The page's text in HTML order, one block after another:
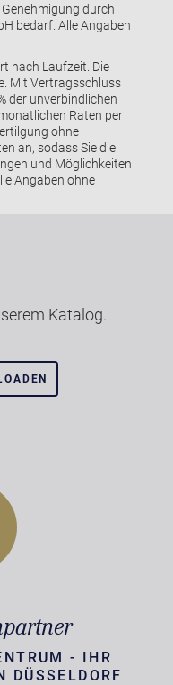
durch
bedarf. Alle Angaben
nach Laufzeit. Die
Mit Vertragsschluss
der unverbindlichen
Raten per
ohne
an, sodass Sie die
und Möglichkeiten
Angaben ohne
Katalog.
- IHR
DÜSSELDORF